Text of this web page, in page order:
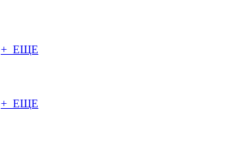
+ ЕЩЕ
+ ЕЩЕ